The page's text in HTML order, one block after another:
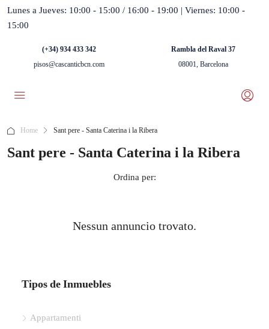
Lunes a Jueves: 10:00 - 15:00 / 16:00 - 19:00 | Viernes: 10:00 -
15:00
(+34) 934 433 342
pisos@cascanticbcn.com
Rambla del Raval 37
08001, Barcelona
Home Sant pere - Santa Caterina i la Ribera
Sant pere - Santa Caterina i la Ribera
Ordina per:
Nessun annuncio trovato.
Tipos de Inmuebles
Appartamenti